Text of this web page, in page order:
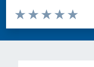
Valuta da 1 a 5 stelle la
Valuta
Valuta 4
Valuta 3 stelle
Valuta 2 stelle su 5
Valuta 1 stelle su 5